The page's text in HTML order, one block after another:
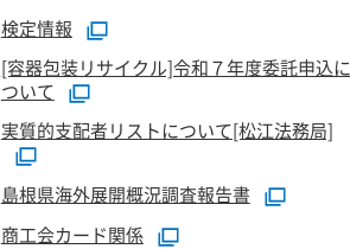
検定情報
[容器包装リサイクル]令和７年度委託申込に
ついて
実質的支配者リストについて[松江法務局]
島根県海外展開概況調査報告書
商工会カード関係